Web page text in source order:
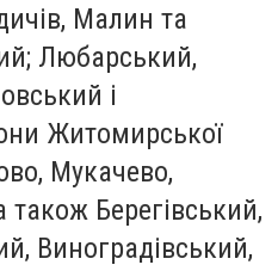
Малин та
Любарський,
і
Житомирської
Мукачево,
Берегівський,
Виноградівський,